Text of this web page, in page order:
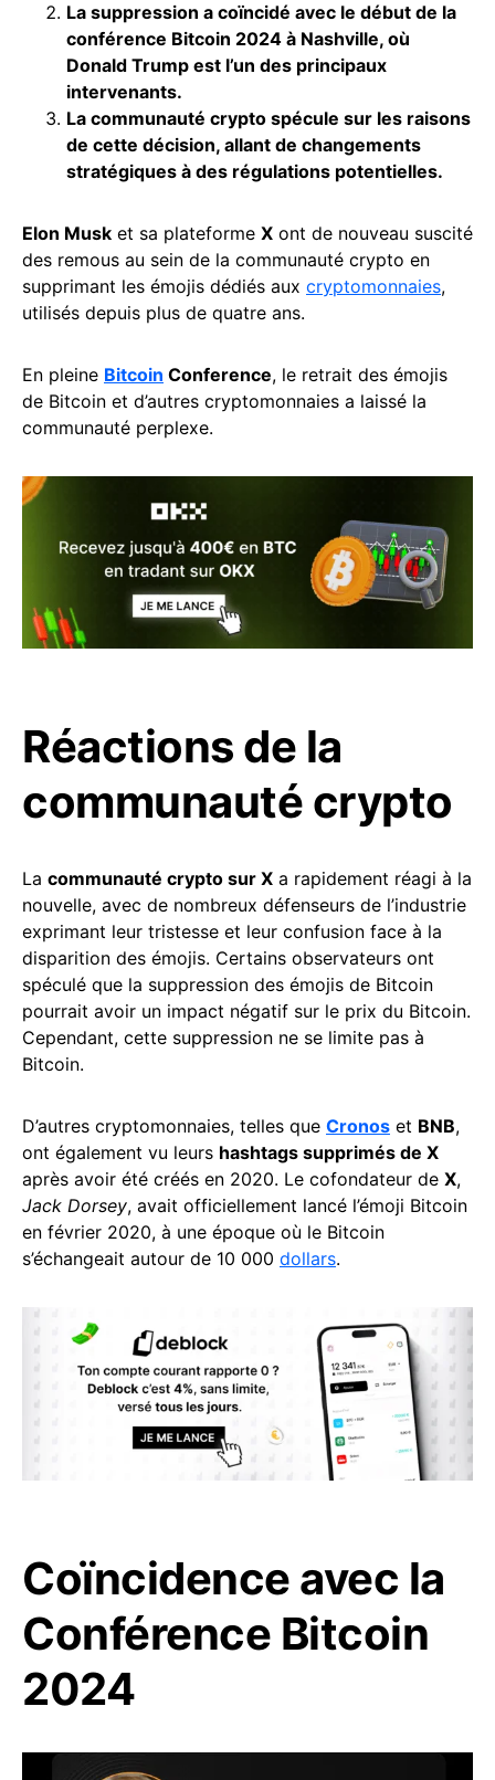
La suppression a coïncidé avec le début de la
conférence Bitcoin 2024 à Nashville, où
Donald Trump est l’un des principaux
intervenants.
La communauté crypto spécule sur les raisons
de cette décision, allant de changements
stratégiques à des régulations potentielles.
Elon Musk et sa plateforme X ont de nouveau suscité
des remous au sein de la communauté crypto en
supprimant les émojis dédiés aux cryptomonnaies,
utilisés depuis plus de quatre ans.
En pleine Bitcoin Conference, le retrait des émojis
de Bitcoin et d’autres cryptomonnaies a laissé la
communauté perplexe.
Réactions de la
communauté crypto
La communauté crypto sur X a rapidement réagi à la
nouvelle, avec de nombreux défenseurs de l’industrie
exprimant leur tristesse et leur confusion face à la
disparition des émojis. Certains observateurs ont
spéculé que la suppression des émojis de Bitcoin
pourrait avoir un impact négatif sur le prix du Bitcoin.
Cependant, cette suppression ne se limite pas à
Bitcoin.
D’autres cryptomonnaies, telles que Cronos et BNB,
ont également vu leurs hashtags supprimés de X
après avoir été créés en 2020. Le cofondateur de X,
Jack Dorsey, avait officiellement lancé l’émoji Bitcoin
en février 2020, à une époque où le Bitcoin
s’échangeait autour de 10 000 dollars.
Coïncidence avec la
Conférence Bitcoin
2024